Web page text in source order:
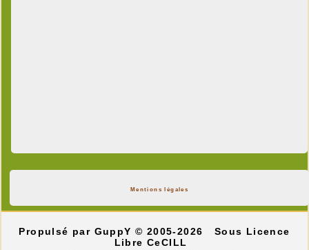
Mentions légales
Propulsé par GuppY© 2005-2026
Sous Licence
Libre CeCILL